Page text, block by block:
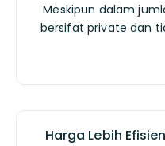
Meskipun dalam
bersifat private dan
Harga Lebih